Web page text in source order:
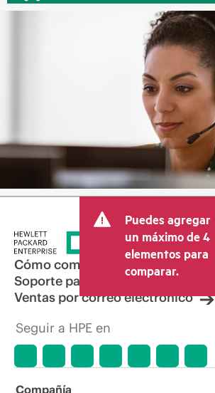
Puedes agregar
un máximo de 4
elementos para
comparar.
Cómo comprar
Soporte para productos
Ventas por correo electrónico
Seguir a HPE en
Compañía